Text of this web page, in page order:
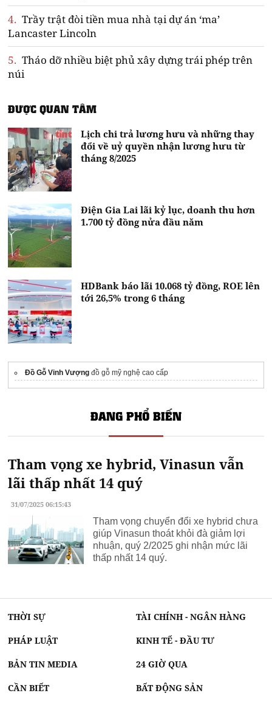
4. Trầy trật đòi tiền mua nhà tại dự án ‘ma’
Lancaster Lincoln
5. Tháo dỡ nhiều biệt phủ xây dựng trái phép trên
núi
ĐƯỢC QUAN TÂM
Lịch chi trả lương hưu và những thay
đổi về uỷ quyền nhận lương hưu từ
tháng 8/2025
Điện Gia Lai lãi kỷ lục, doanh thu hơn
1.700 tỷ đồng nửa đầu năm
HDBank báo lãi 10.068 tỷ đồng, ROE lên
tới 26,5% trong 6 tháng
Đồ Gỗ Vinh Vượng đồ gỗ mỹ nghệ cao cấp
ĐANG PHỔ BIẾN
Tham vọng xe hybrid, Vinasun vẫn
lãi thấp nhất 14 quý
31/07/2025 06:15:43
Tham vọng chuyển đổi xe hybrid chưa
giúp Vinasun thoát khỏi đà giảm lợi
nhuận, quý 2/2025 ghi nhận mức lãi
thấp nhất 14 quý.
THỜI SỰ TÀI CHÍNH - NGÂN HÀNG
PHÁP LUẬT KINH TẾ - ĐẦU TƯ
BẢN TIN MEDIA 24 GIỜ QUA
CẦN BIẾT BẤT ĐỘNG SẢN